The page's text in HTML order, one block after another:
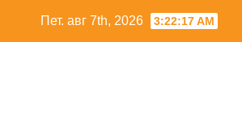
Пет. авг 7th, 2026 3:22:18 AM